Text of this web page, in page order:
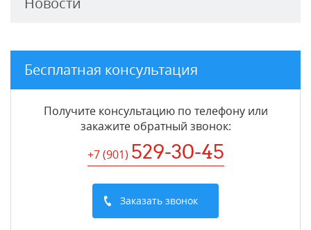
Бесплатная консультация
Получите консультацию по телефону или
закажите обратный звонок:
+7 (901) 529-30-45
Заказать звонок